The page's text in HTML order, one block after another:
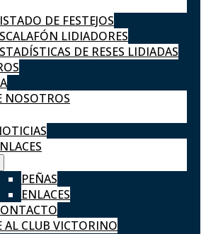
DE FESTEJOS
LIDIADORES
DE RESES LIDIADAS
NOSOTROS
PEÑAS
ENLACES
AL CLUB VICTORINO